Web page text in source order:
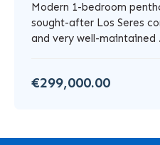
Modern 1-bedroom
sought-after Los Seres
and very well-maintained
€299,000.00